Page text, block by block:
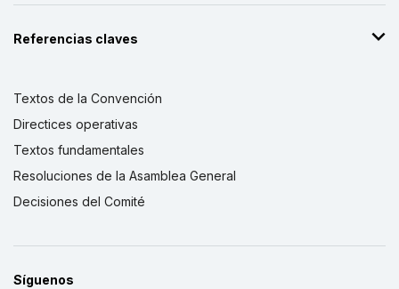
Referencias claves
Textos de la Convención
Directices operativas
Textos fundamentales
Resoluciones de la Asamblea General
Decisiones del Comité
Síguenos